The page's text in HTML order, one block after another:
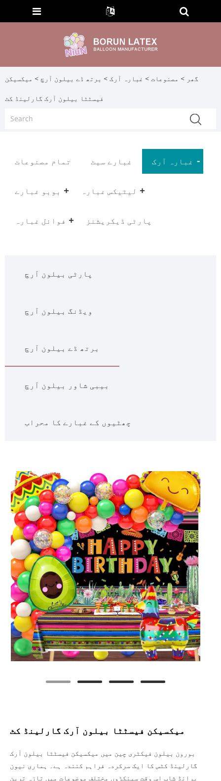
گھر > مصنوعات > غبارہ آرک > برتھ ڈے بیلون آرچ > میکسیکن
فیسٹٹا بیلون آرک گارلینڈ کٹ
تمام مصنوعات غبارے سیٹ غبارہ آرک
بوبو غبارے لیٹیکس غبارہ
فوائل غبارہ پارٹی ڈیکریشنز
پارٹی بیلون آرچ
ویڈنگ بیلون آرچ
برتھ ڈے بیلون آرچ
بیبی شاور بیلون آرچ
چھٹیوں کے غبارے کا محراب
میکسیکن فیسٹٹا بیلون آرک گارلینڈ کٹ
بورون بیلون فیکٹری چین میں میکسیکن فیسٹٹا بیلون آرک
گارلینڈ کٹس کا ایک سرکردہ فراہم کنندہ ہے۔ ہماری نیون
برانڈ شاپ اس وقت سینکڑوں مختلف موضوعات میں تازہ ترین